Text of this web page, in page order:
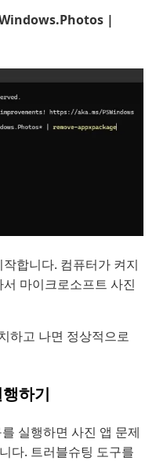
|
합니다. 컴퓨터가 켜지
마이크로소프트 사진
하고 나면 정상적으로
하기
실행하면 사진 앱 문제
다. 트러블슈팅 도구를